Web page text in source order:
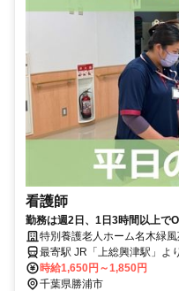
看護師
勤務は週2日、1日3時間以上
OK！ランチ1食200円！入職祝
職の方もOK！【勝浦市、上総
用強化中
特別養護老人ホーム名木緑
最寄駅 JR「上総興津駅」よ
時給1,650円～1,850円
千葉県勝浦市